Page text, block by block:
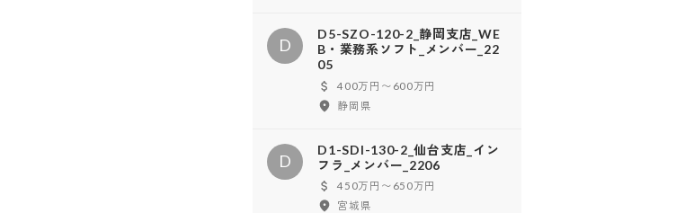
D
D5-SZO-120-2_静岡支店_WE
B・業務系ソフト_メンバー_22
05
400万円〜600万円
静岡県
D
D1-SDI-130-2_仙台支店_イン
フラ_メンバー_2206
450万円〜650万円
宮城県